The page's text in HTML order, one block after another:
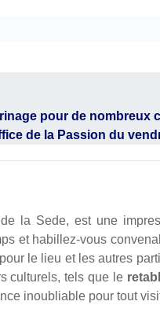
pour de
de la Passion du
la Sede, est une
et habillez-vous
le lieu et les autres
culturels, tels que le
inoubliable pour tout